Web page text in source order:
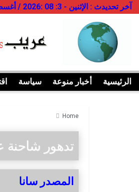
آخر تحديدث : الإثنين - 3: 08 :2026 / أغسطس - 4:54:34 مساءً
الرئيسية أخبار منوعة سياسة
Home
تدهور
المصدر سانا